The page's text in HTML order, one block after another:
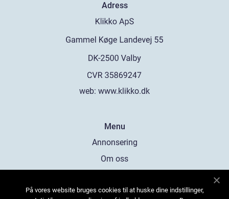
Adress
web: www.klikko.dk
Menu
Annonsering
Om oss
Kontakta oss
På vores website bruges cookies til at huske dine indstillinger,